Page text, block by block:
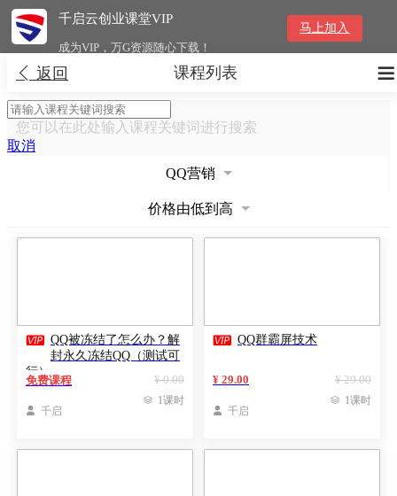
千启云创业课堂VIP
成为VIP，万G资源随心下载！
马上加入
 返回 
课程列表
您可以在此处输入课程关键词进行搜索
取消
QQ营销
价格由低到高
 QQ被冻结了怎么办？解
封永久冻结QQ（测试可
行）
¥ 0.00
免费课程
 千启
 1课时
 QQ群霸屏技术
¥ 29.00
¥ 29.00
 千启
 1课时